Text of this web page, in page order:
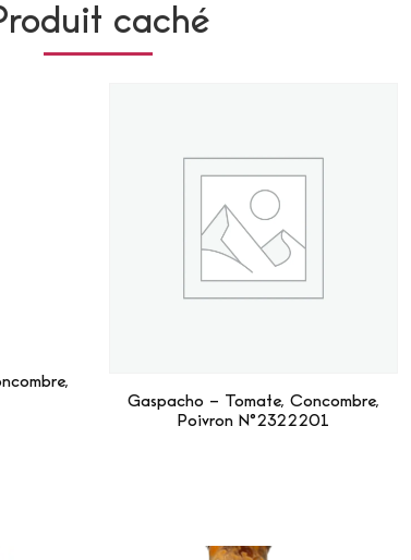
caché
Gaspacho – Tomate, Concombre,
Poivron N°2322201